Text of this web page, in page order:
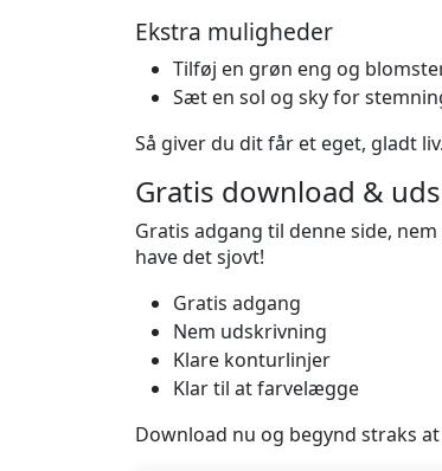
Ekstra muligheder
Tilføj en grøn eng og
Sæt en sol og sky for
Så giver du dit får et eget, gladt liv.
Gratis download &
Gratis adgang til denne side,
have det sjovt!
Gratis adgang
Nem udskrivning
Klare konturlinjer
Klar til at farvelægge
Download nu og begynd straks